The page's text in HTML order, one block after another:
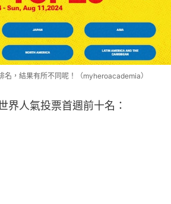
名，結果有所不同呢！（myheroacademia）
界人氣投票首週前十名：